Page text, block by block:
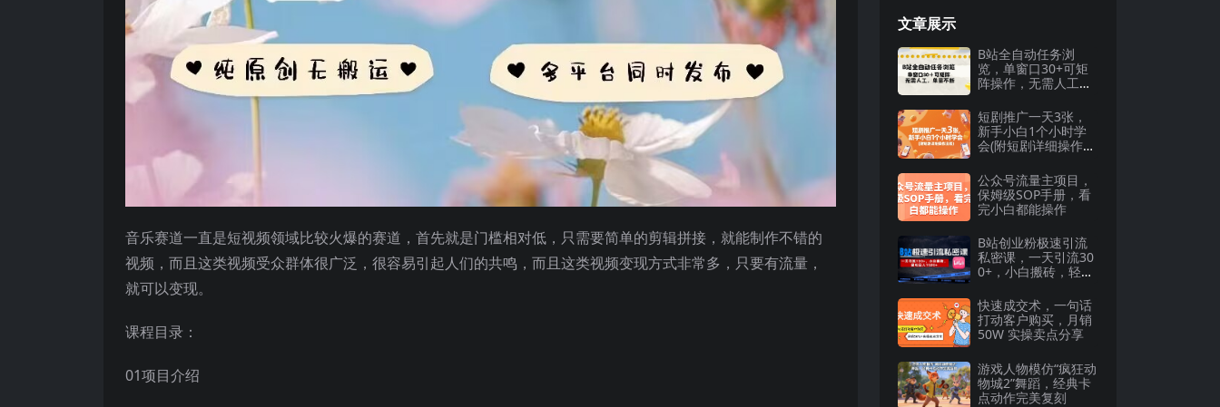
音乐赛道一直是短视频领域比较火爆的赛道，首先就是门槛相对低，只需要简单的剪辑拼接，就能制作不错的
视频，而且这类视频受众群体很广泛，很容易引起人们的共鸣，而且这类视频变现方式非常多，只要有流量，
就可以变现。
课程目录：
01项目介绍
文章展示
B站全自动任务浏
览，单窗口30+可矩
阵操作，无需人工单
短剧推广一天3张，
新手小白1个小时学
会(附短剧详细操作流
公众号流量主项目，
保姆级SOP手册，看
完小白都能操作
B站创业粉极速引流
私密课，一天引流30
0+，小白搬砖，轻松
快速成交术，一句话
打动客户购买，月销
50W 实操卖点分享
游戏人物模仿“疯狂动
物城2”舞蹈，经典卡
点动作完美复刻